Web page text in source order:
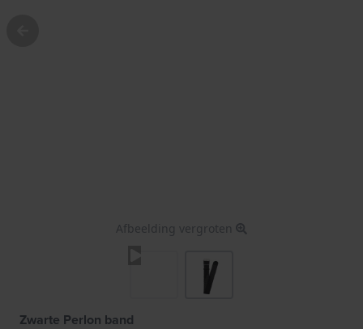
Afbeelding vergroten
Zwarte Perlon band